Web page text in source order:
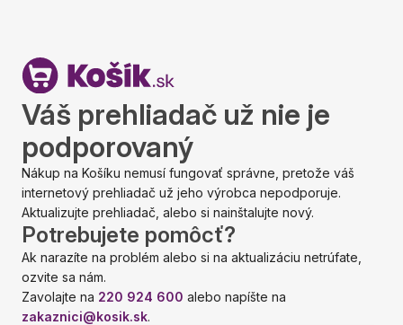
Váš prehliadač už nie je
podporovaný
Nákup na Košíku nemusí fungovať správne, pretože váš
internetový prehliadač už jeho výrobca nepodporuje.
Aktualizujte prehliadač, alebo si nainštalujte nový.
Potrebujete pomôcť?
Ak narazíte na problém alebo si na aktualizáciu netrúfate,
ozvite sa nám.
Zavolajte na 220 924 600 alebo napíšte na
zakaznici@kosik.sk.